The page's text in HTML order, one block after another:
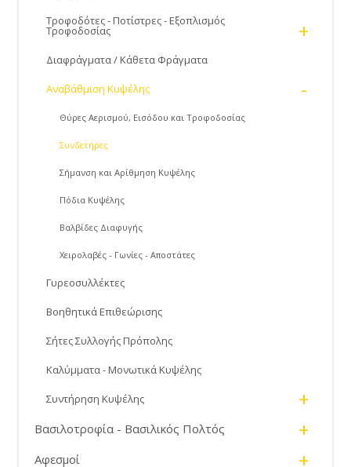
Τροφοδότες - Ποτίστρες - Εξοπλισμός
Τροφοδοσίας +
Διαφράγματα / Κάθετα Φράγματα
Αναβάθμιση Κυψέλης -
Θύρες Αερισμού, Εισόδου και Τροφοδοσίας
Συνδετήρες
Σήμανση και Αρίθμηση Κυψέλης
Πόδια Κυψέλης
Βαλβίδες Διαφυγής
Χειρολαβές - Γωνίες - Αποστάτες
Γυρεοσυλλέκτες
Βοηθητικά Επιθεώρισης
Σήτες Συλλογής Πρόπολης
Καλύμματα - Μονωτικά Κυψέλης
Συντήρηση Κυψέλης +
Βασιλοτροφία - Βασιλικός Πολτός +
Αφεσμοί +